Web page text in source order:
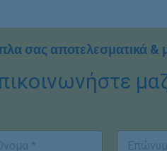
σας αποτελεσματικά &